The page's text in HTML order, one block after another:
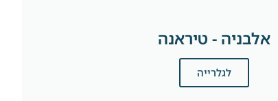
אלבניה - טיראנה
לגלרייה